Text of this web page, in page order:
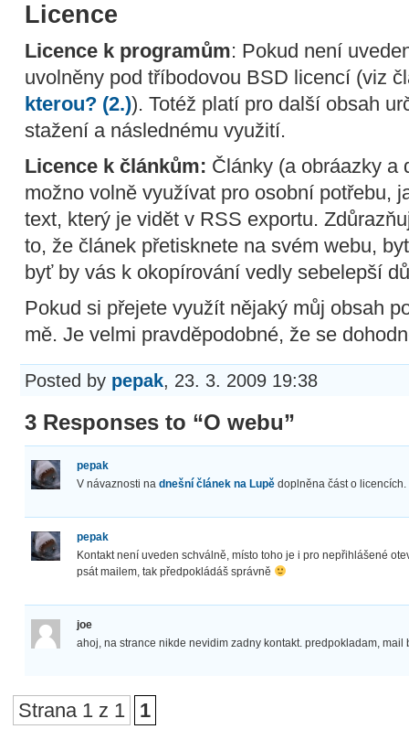
Licence
Licence k programům: Pokud není
uvolněny pod tříbodovou BSD licencí (viz
kterou? (2.)). Totéž platí pro další obsah
stažení a následnému využití.
Licence k článkům: Články (a obráazky a
možno volně využívat pro osobní potřebu,
text, který je vidět v RSS exportu.
to, že článek přetisknete na svém webu,
byť by vás k okopírování vedly sebelepší
Pokud si přejete využít nějaký můj obsah
mě. Je velmi pravděpodobné, že se
Posted by pepak, 23. 3. 2009 19:38
3 Responses to “O webu”
pepak
V návaznosti na dnešní článek na Lupě doplněna část o licencích.
pepak
Kontakt není uveden schválně, místo toho je i pro nepřihlášené
psát mailem, tak předpokládáš správně
joe
ahoj, na strance nikde nevidim zadny kontakt. predpokladam, mail
Strana 1 z 1 1